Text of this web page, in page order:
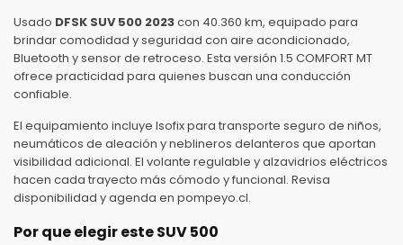
Usado DFSK SUV 500 2023con 40.360 km, equipado para
brindar comodidad y seguridad con aire acondicionado,
Bluetooth y sensor de retroceso. Esta versión 1.5 COMFORT MT
ofrece practicidad para quienes buscan una conducción
confiable.
El equipamiento incluye Isofix para transporte seguro de niños,
neumáticos de aleación y neblineros delanteros que aportan
visibilidad adicional. El volante regulable y alzavidrios eléctricos
hacen cada trayecto más cómodo y funcional. Revisa
disponibilidad y agenda en pompeyo.cl.
Por que elegir este SUV 500